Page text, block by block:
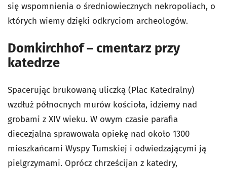
się wspomnienia o średniowiecznych nekropoliach, o
których wiemy dzięki odkryciom archeologów.
Domkirchhof – cmentarz przy
katedrze
Spacerując brukowaną uliczką (Plac Katedralny)
wzdłuż północnych murów kościoła, idziemy nad
grobami z XIV wieku. W owym czasie parafia
diecezjalna sprawowała opiekę nad około 1300
mieszkańcami Wyspy Tumskiej i odwiedzającymi ją
pielgrzymami. Oprócz chrześcijan z katedry,